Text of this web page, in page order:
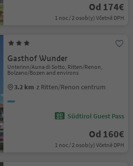
Od 174€
1 noc / 2 osob(y) Včetně DPH
Gasthof Wunder
Unterinn/Auna di Sotto, Ritten/Renon,
Bolzano/Bozen and environs
3.2 km z Ritten/Renon centrum
Südtirol Guest Pass
Od 160€
1 noc / 2 osob(y) Včetně DPH